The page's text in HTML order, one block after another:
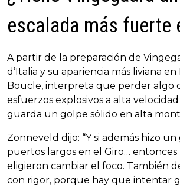
escalada más fuerte
A partir de la preparación de
d’Italia y su apariencia más liviana en
Boucle, interpreta que perder algo
esfuerzos explosivos a alta
guarda un golpe sólido en alta
Zonneveld dijo: “Y si además hizo
puertos largos en el Giro…
eligieron cambiar el foco. También
con rigor, porque hay que intentar